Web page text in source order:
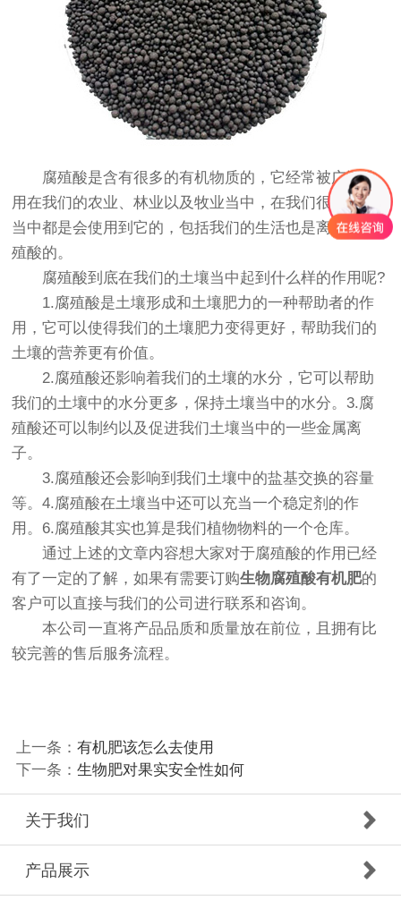
腐殖酸是含有很多的有机物质的，它经常被广泛使
用在我们的农业、林业以及牧业当中，在我们很多行业
当中都是会使用到它的，包括我们的生活也是离不开腐
殖酸的。
腐殖酸到底在我们的土壤当中起到什么样的作用呢?
1.腐殖酸是土壤形成和土壤肥力的一种帮助者的作
用，它可以使得我们的土壤肥力变得更好，帮助我们的
土壤的营养更有价值。
2.腐殖酸还影响着我们的土壤的水分，它可以帮助
我们的土壤中的水分更多，保持土壤当中的水分。3.腐
殖酸还可以制约以及促进我们土壤当中的一些金属离
子。
3.腐殖酸还会影响到我们土壤中的盐基交换的容量
等。4.腐殖酸在土壤当中还可以充当一个稳定剂的作
用。6.腐殖酸其实也算是我们植物物料的一个仓库。
通过上述的文章内容想大家对于腐殖酸的作用已经
有了一定的了解，如果有需要订购生物腐殖酸有机肥的
客户可以直接与我们的公司进行联系和咨询。
本公司一直将产品品质和质量放在前位，且拥有比
较完善的售后服务流程。
上一条： 有机肥该怎么去使用
下一条： 生物肥对果实安全性如何
关于我们
产品展示